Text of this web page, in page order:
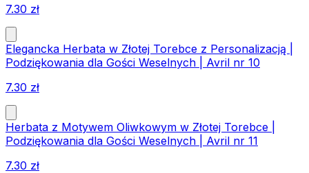
7.30 zł
Elegancka Herbata w Złotej Torebce z Personalizacją |
Podziękowania dla Gości Weselnych | Avril nr 10
7.30 zł
Herbata z Motywem Oliwkowym w Złotej Torebce |
Podziękowania dla Gości Weselnych | Avril nr 11
7.30 zł